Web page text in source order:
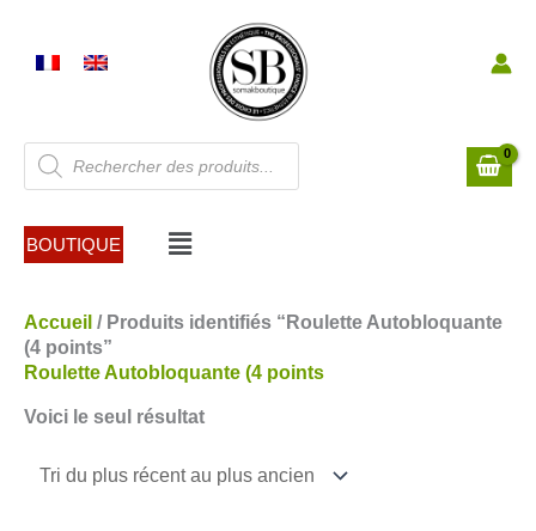
contenu
Recherche
de
produits
BOUTIQUE Menu
Accueil / Produits identifiés “Roulette Autobloquante
(4 points”
Roulette Autobloquante (4 points
Voici le seul résultat